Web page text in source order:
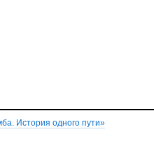
История одного пути»